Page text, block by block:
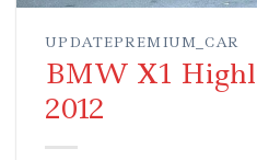
UPDATEPREMIUM_CAR
BMW X1
2012